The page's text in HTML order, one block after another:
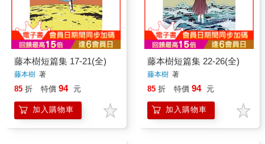
藤本樹短篇集 17-21(全)
藤本樹著
85 折 特價 94 元
加入購物車
藤本樹短篇集 22-26(全)
藤本樹著
85 折 特價 94 元
加入購物車